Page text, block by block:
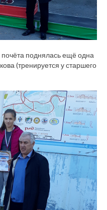
поднялась ещё одна
(тренируется у старшего